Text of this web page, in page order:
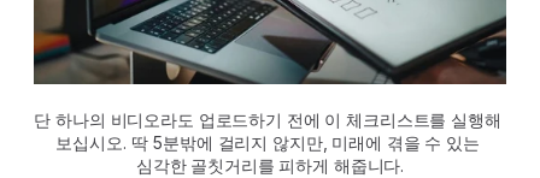
단 하나의 비디오라도 업로드하기 전에 이 체크리스트를 실행해
보십시오. 딱 5분밖에 걸리지 않지만, 미래에 겪을 수 있는
심각한 골칫거리를 피하게 해줍니다.